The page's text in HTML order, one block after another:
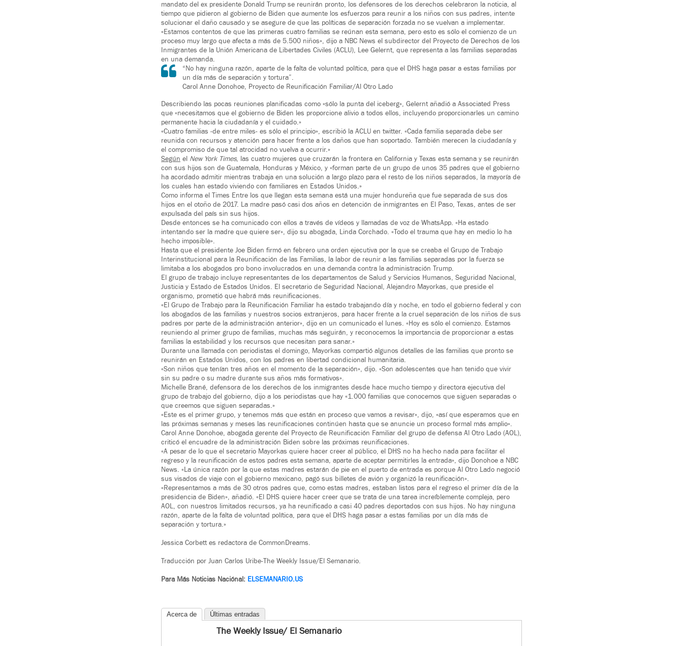
mandato del ex presidente Donald Trump se reunirán pronto, los defensores de los derechos celebraron la noticia, al
tiempo que pidieron al gobierno de Biden que aumente los esfuerzos para reunir a los niños con sus padres, intente
solucionar el daño causado y se asegure de que las políticas de separación forzada no se vuelvan a implementar.
«Estamos contentos de que las primeras cuatro familias se reúnan esta semana, pero esto es sólo el comienzo de un
proceso muy largo que afecta a más de 5.500 niños», dijo a NBC News el subdirector del Proyecto de Derechos de los
Inmigrantes de la Unión Americana de Libertades Civiles (ACLU), Lee Gelernt, que representa a las familias separadas
en una demanda.
“No hay ninguna razón, aparte de la falta de voluntad política, para que el DHS haga pasar a estas familias por
un día más de separación y tortura”.
Carol Anne Donohoe, Proyecto de Reunificación Familiar/Al Otro Lado
Describiendo las pocas reuniones planificadas como «sólo la punta del iceberg», Gelernt añadió a Associated Press
que «necesitamos que el gobierno de Biden les proporcione alivio a todos ellos, incluyendo proporcionarles un camino
permanente hacia la ciudadanía y el cuidado.»
«Cuatro familias -de entre miles- es sólo el principio», escribió la ACLU en twitter. «Cada familia separada debe ser
reunida con recursos y atención para hacer frente a los daños que han soportado. También merecen la ciudadanía y
el compromiso de que tal atrocidad no vuelva a ocurrir.»
Según el New York Times, las cuatro mujeres que cruzarán la frontera en California y Texas esta semana y se reunirán
con sus hijos son de Guatemala, Honduras y México, y «forman parte de un grupo de unos 35 padres que el gobierno
ha acordado admitir mientras trabaja en una solución a largo plazo para el resto de los niños separados, la mayoría de
los cuales han estado viviendo con familiares en Estados Unidos.»
Como informa el Times Entre los que llegan esta semana está una mujer hondureña que fue separada de sus dos
hijos en el otoño de 2017. La madre pasó casi dos años en detención de inmigrantes en El Paso, Texas, antes de ser
expulsada del país sin sus hijos.
Desde entonces se ha comunicado con ellos a través de vídeos y llamadas de voz de WhatsApp. «Ha estado
intentando ser la madre que quiere ser», dijo su abogada, Linda Corchado. «Todo el trauma que hay en medio lo ha
hecho imposible».
Hasta que el presidente Joe Biden firmó en febrero una orden ejecutiva por la que se creaba el Grupo de Trabajo
Interinstitucional para la Reunificación de las Familias, la labor de reunir a las familias separadas por la fuerza se
limitaba a los abogados pro bono involucrados en una demanda contra la administración Trump.
El grupo de trabajo incluye representantes de los departamentos de Salud y Servicios Humanos, Seguridad Nacional,
Justicia y Estado de Estados Unidos. El secretario de Seguridad Nacional, Alejandro Mayorkas, que preside el
organismo, prometió que habrá más reunificaciones.
«El Grupo de Trabajo para la Reunificación Familiar ha estado trabajando día y noche, en todo el gobierno federal y con
los abogados de las familias y nuestros socios extranjeros, para hacer frente a la cruel separación de los niños de sus
padres por parte de la administración anterior», dijo en un comunicado el lunes. «Hoy es sólo el comienzo. Estamos
reuniendo al primer grupo de familias, muchas más seguirán, y reconocemos la importancia de proporcionar a estas
familias la estabilidad y los recursos que necesitan para sanar.»
Durante una llamada con periodistas el domingo, Mayorkas compartió algunos detalles de las familias que pronto se
reunirán en Estados Unidos, con los padres en libertad condicional humanitaria.
«Son niños que tenían tres años en el momento de la separación», dijo. «Son adolescentes que han tenido que vivir
sin su padre o su madre durante sus años más formativos».
Michelle Brané, defensora de los derechos de los inmigrantes desde hace mucho tiempo y directora ejecutiva del
grupo de trabajo del gobierno, dijo a los periodistas que hay «1.000 familias que conocemos que siguen separadas o
que creemos que siguen separadas.»
«Este es el primer grupo, y tenemos más que están en proceso que vamos a revisar», dijo, «así que esperamos que en
las próximas semanas y meses las reunificaciones continúen hasta que se anuncie un proceso formal más amplio».
Carol Anne Donohoe, abogada gerente del Proyecto de Reunificación Familiar del grupo de defensa Al Otro Lado (AOL),
criticó el encuadre de la administración Biden sobre las próximas reunificaciones.
«A pesar de lo que el secretario Mayorkas quiere hacer creer al público, el DHS no ha hecho nada para facilitar el
regreso y la reunificación de estos padres esta semana, aparte de aceptar permitirles la entrada», dijo Donohoe a NBC
News. «La única razón por la que estas madres estarán de pie en el puerto de entrada es porque Al Otro Lado negoció
sus visados de viaje con el gobierno mexicano, pagó sus billetes de avión y organizó la reunificación».
«Representamos a más de 30 otros padres que, como estas madres, estaban listos para el regreso el primer día de la
presidencia de Biden», añadió. «El DHS quiere hacer creer que se trata de una tarea increíblemente compleja, pero
AOL, con nuestros limitados recursos, ya ha reunificado a casi 40 padres deportados con sus hijos. No hay ninguna
razón, aparte de la falta de voluntad política, para que el DHS haga pasar a estas familias por un día más de
separación y tortura.»
Jessica Corbett es redactora de CommonDreams.
Traducción por Juan Carlos Uribe-The Weekly Issue/El Semanario.
Para Más Noticias Naciónal: ELSEMANARIO.US
Acerca de Últimas entradas
The Weekly Issue/ El Semanario